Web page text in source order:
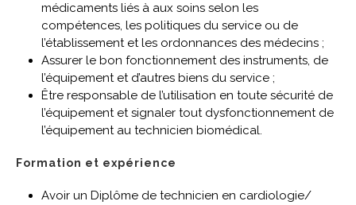
médicaments liés à aux soins selon les
compétences, les politiques du service ou de
l’établissement et les ordonnances des médecins ;
Assurer le bon fonctionnement des instruments, de
l’équipement et d’autres biens du service ;
Être responsable de l’utilisation en toute sécurité de
l’équipement et signaler tout dysfonctionnement de
l’équipement au technicien biomédical.
Formation et expérience
Avoir un Diplôme de technicien en cardiologie/